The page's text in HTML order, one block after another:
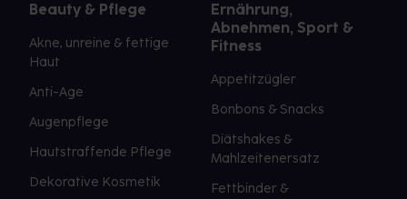
Beauty & Pflege
Akne, unreine & fettige
Haut
Anti-Age
Augenpflege
Hautstraffende Pflege
Dekorative Kosmetik
Ernährung,
Abnehmen, Sport &
Fitness
Appetitzügler
Bonbons & Snacks
Diätshakes &
Mahlzeitenersatz
Fettbinder &